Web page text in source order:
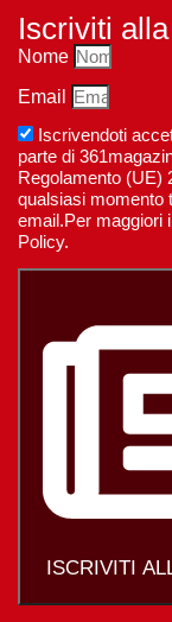
Iscriviti
Nome
Email
Iscrivendoti
parte di
Regolamento (UE)
qualsiasi momento
email.Per maggiori
Policy.
ISCRIVITI